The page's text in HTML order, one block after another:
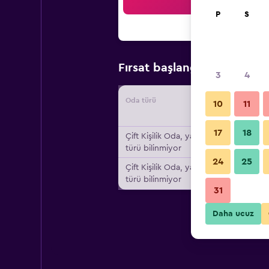
Fırsat başlangıç fiyatı
Oda türü Tedarikçi
Çift ​Kişilik Oda, yatak
türü bilinmiyor
Çift ​Kişilik Oda, yatak
türü bilinmiyor
P S
3 4
10 11
17 18
24 25
31
Daha ucuz